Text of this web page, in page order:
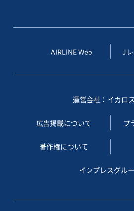
AIRLINE Web J
運営会社：イカロ
広告掲載について プ
著作権について
インプレスグル